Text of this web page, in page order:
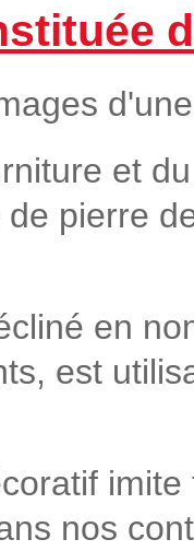
et
pierre
en
est
nos